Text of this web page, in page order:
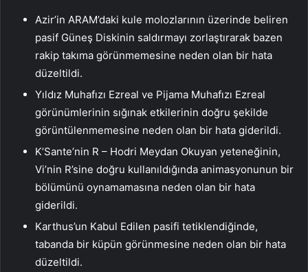
Azir’in ARAM’daki kule molozlarının üzerinde beliren
pasif Güneş Diskinin saldırmayı zorlaştırarak bazen
rakip takıma görünmemesine neden olan bir hata
düzeltildi.
Yıldız Muhafızı Ezreal ve Pijama Muhafızı Ezreal
görünümlerinin sığınak etkilerinin doğru şekilde
görüntülenmemesine neden olan bir hata giderildi.
K’Sante’nin R – Hodri Meydan Okuyan yeteneğinin,
Vi’nin R’sine doğru kullanıldığında animasyonunun bir
bölümünü oynamamasına neden olan bir hata
giderildi.
Karthus’un Kabul Edilen pasifi tetiklendiğinde,
tabanda bir küpün görünmesine neden olan bir hata
düzeltildi.